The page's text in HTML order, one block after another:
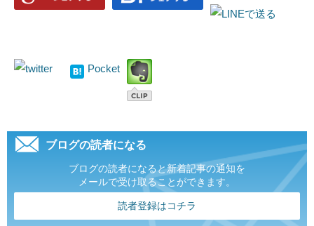
Pocket
ブログの読者になる
ブログの読者になると新着記事の通知を
メールで受け取ることができます。
読者登録はコチラ